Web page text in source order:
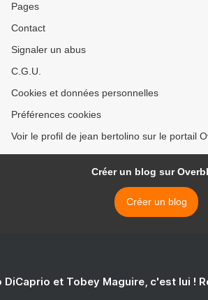
Pages
Contact
Signaler un abus
C.G.U.
Cookies et données personnelles
Préférences cookies
Voir le profil de jean bertolino sur le portail
Créer un blog sur
Créer un blog
DiCaprio et Tobey Maguire, c'est lui !